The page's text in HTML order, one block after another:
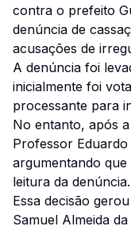
contra o prefeito
denúncia de
acusações de
A denúncia foi
inicialmente foi
processante para
No entanto, após
Professor
argumentando
leitura da denúncia.
Essa decisão
Samuel Almeida